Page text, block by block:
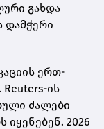
გახდა
დამჭერი
ერთ-
ის
ძალები
2026